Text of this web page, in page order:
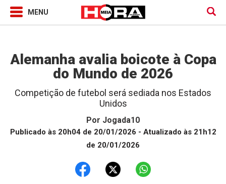
Alemanha avalia boicote à Copa
do Mundo de 2026
Competição de futebol será sediada nos Estados
Unidos
Por Jogada10
Publicado às 20h04 de 20/01/2026 - Atualizado às 21h12
de 20/01/2026